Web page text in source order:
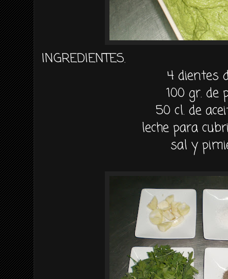
INGREDIENTES.
4 dientes
100gr. de
50cl. de
leche para
sal y